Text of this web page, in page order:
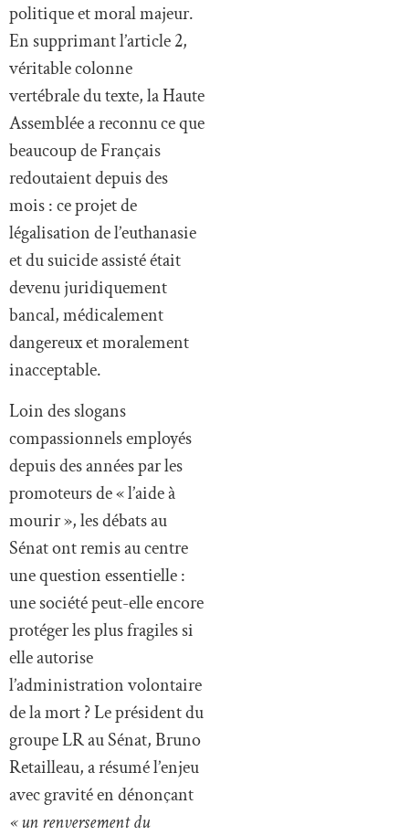
politique et moral majeur.
En supprimant l’article 2,
véritable colonne
vertébrale du texte, la Haute
Assemblée a reconnu ce que
beaucoup de Français
redoutaient depuis des
mois : ce projet de
légalisation de l’euthanasie
et du suicide assisté était
devenu juridiquement
bancal, médicalement
dangereux et moralement
inacceptable.
Loin des slogans
compassionnels employés
depuis des années par les
promoteurs de « l’aide à
mourir », les débats au
Sénat ont remis au centre
une question essentielle :
une société peut-elle encore
protéger les plus fragiles si
elle autorise
l’administration volontaire
de la mort ? Le président du
groupe LR au Sénat, Bruno
Retailleau, a résumé l’enjeu
avec gravité en dénonçant
« un renversement du